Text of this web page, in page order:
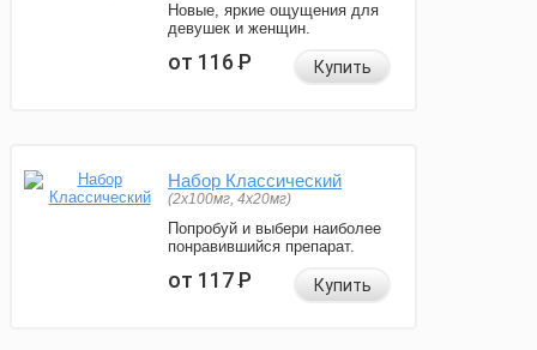
Новые, яркие ощущения для
девушек и женщин.
от 116Р Купить
Набор Классический
(2x100мг, 4x20мг)
Попробуй и выбери наиболее
понравившийся препарат.
от 117Р Купить